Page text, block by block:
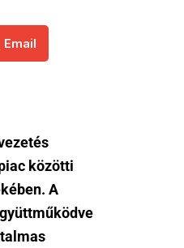
Email
közötti
A